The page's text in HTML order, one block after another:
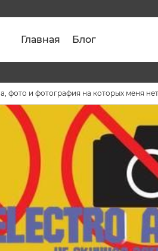
Главная Блог
фото и фотография на которых меня